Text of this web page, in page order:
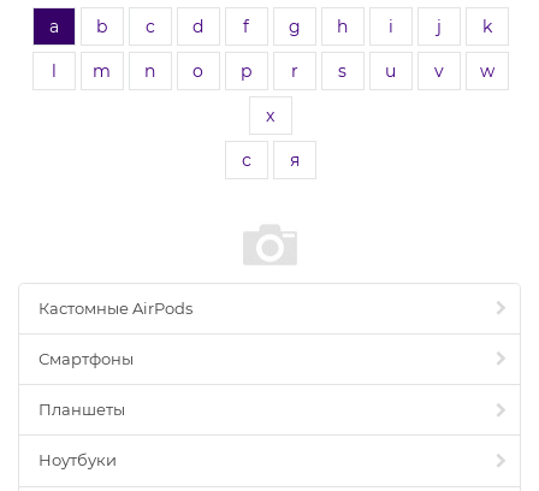
a b c d f g h i j k
l m n o p r s u v w
x
с я
Кастомные AirPods
Смартфоны
Планшеты
Ноутбуки